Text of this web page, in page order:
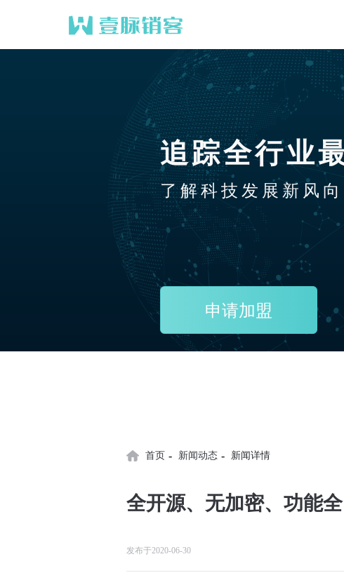
追踪全行业
了解科技发展新风向
申请加盟
首页 - 新闻动态 - 新闻详情
全开源、无加密、功能
发布于2020-06-30